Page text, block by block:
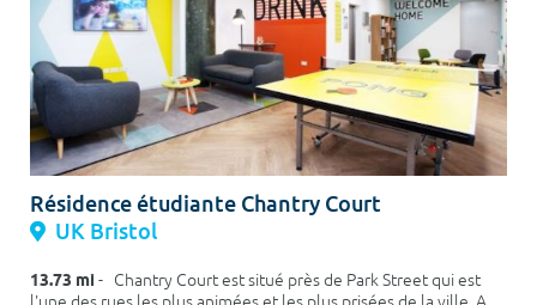
Résidence étudiante Chantry Court
UK Bristol
13.73 mi - Chantry Court est situé près de Park Street qui est